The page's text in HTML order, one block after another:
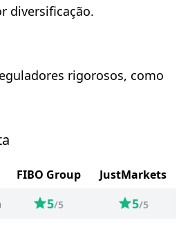
diversificação.
rigorosos, como
FIBO Group
JustMarkets
5/5 5/5